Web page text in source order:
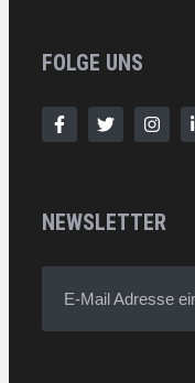
FOLGE UNS
NEWSLETTER
E-Mail Adresse